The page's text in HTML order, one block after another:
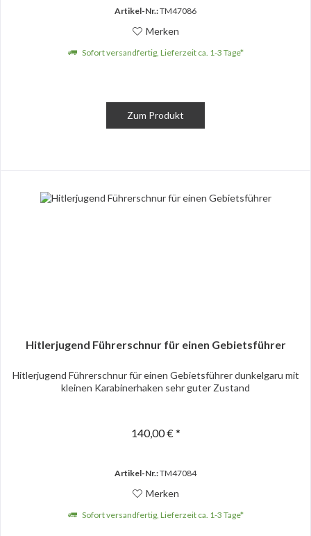
Artikel-Nr.:TM47086
Merken
Sofort versandfertig, Lieferzeit ca. 1-3 Tage*
Zum Produkt
Hitlerjugend Führerschnur für einen Gebietsführer
Hitlerjugend Führerschnur für einen Gebietsführer dunkelgaru mit
kleinen Karabinerhaken sehr guter Zustand
140,00 € *
Artikel-Nr.:TM47084
Merken
Sofort versandfertig, Lieferzeit ca. 1-3 Tage*